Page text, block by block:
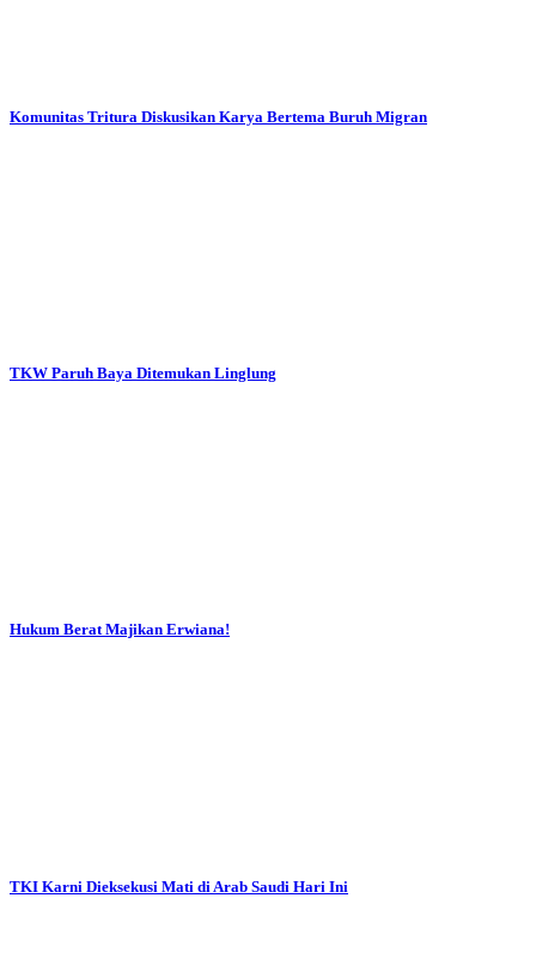
Komunitas Tritura Diskusikan Karya Bertema Buruh Migran
TKW Paruh Baya Ditemukan Linglung
Hukum Berat Majikan Erwiana!
TKI Karni Dieksekusi Mati di Arab Saudi Hari Ini